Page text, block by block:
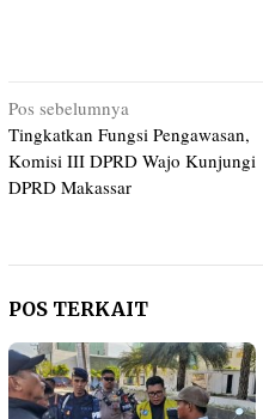
Navigasi
pos
Pos sebelumnya
Tingkatkan Fungsi Pengawasan,
Komisi III DPRD Wajo Kunjungi
DPRD Makassar
POS TERKAIT